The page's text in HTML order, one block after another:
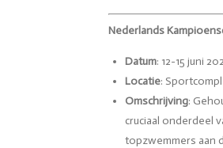
Nederlands
Datum: 12-15 juni
Locatie:
Omschrijving:
cruciaal onderdeel
topzwemmers aan